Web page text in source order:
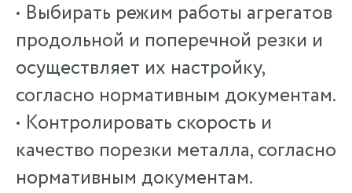
• Выбирать режим работы агрегатов
продольной и поперечной резки и
осуществляет их настройку,
согласно нормативным документам.
• Контролировать скорость и
качество порезки металла, согласно
нормативным документам.